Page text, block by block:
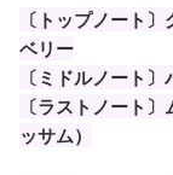
〔トップノート
ベリー
〔ミドルノート
〔ラストノート
ッサム）